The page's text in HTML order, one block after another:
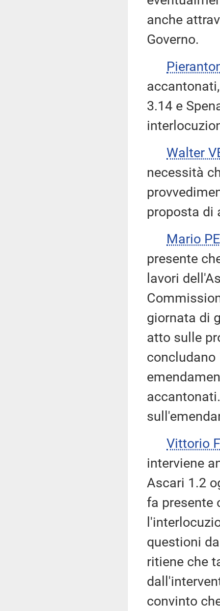
anche
Governo.
3.14 e
Walter
necessità
proposta di
Mario
presente
lavori
giornata di
atto sulle
concludano
Vittorio
interviene
Ascari 1.2
fa presente
questioni
ritiene che
convinto